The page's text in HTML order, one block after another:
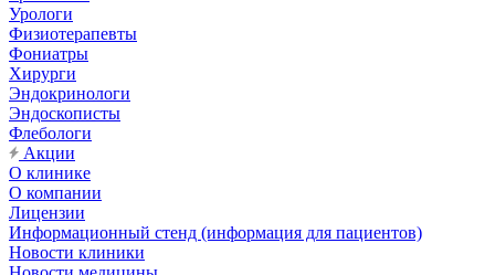
Урологи
Физиотерапевты
Фониатры
Хирурги
Эндокринологи
Эндоскописты
Флебологи
Акции
О клинике
О компании
Лицензии
Информационный стенд (информация для пациентов)
Новости клиники